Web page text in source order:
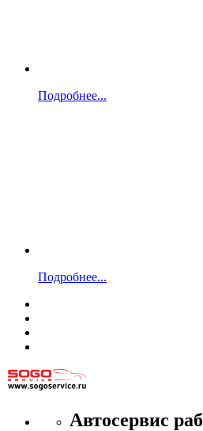
Подробнее...
Подробнее...
Автосервис